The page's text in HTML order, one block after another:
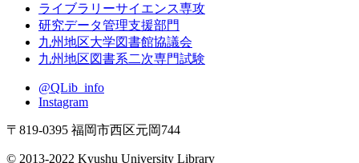
ライブラリーサイエンス専攻
研究データ管理支援部門
九州地区大学図書館協議会
九州地区図書系二次専門試験
@QLib_info
Instagram
〒819-0395 福岡市西区元岡744
© 2013-2022 Kyushu University Library